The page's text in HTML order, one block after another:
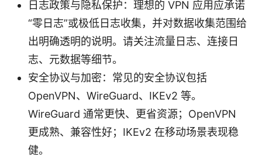
日志政策与隐私保护：理想的 VPN 应用应承诺
“零日志”或极低日志收集，并对数据收集范围给
出明确透明的说明。请关注流量日志、连接日
志、元数据等细节。
安全协议与加密：常见的安全协议包括
OpenVPN、WireGuard、IKEv2 等。
WireGuard 通常更快、更省资源；OpenVPN
更成熟、兼容性好；IKEv2 在移动场景表现稳
健。